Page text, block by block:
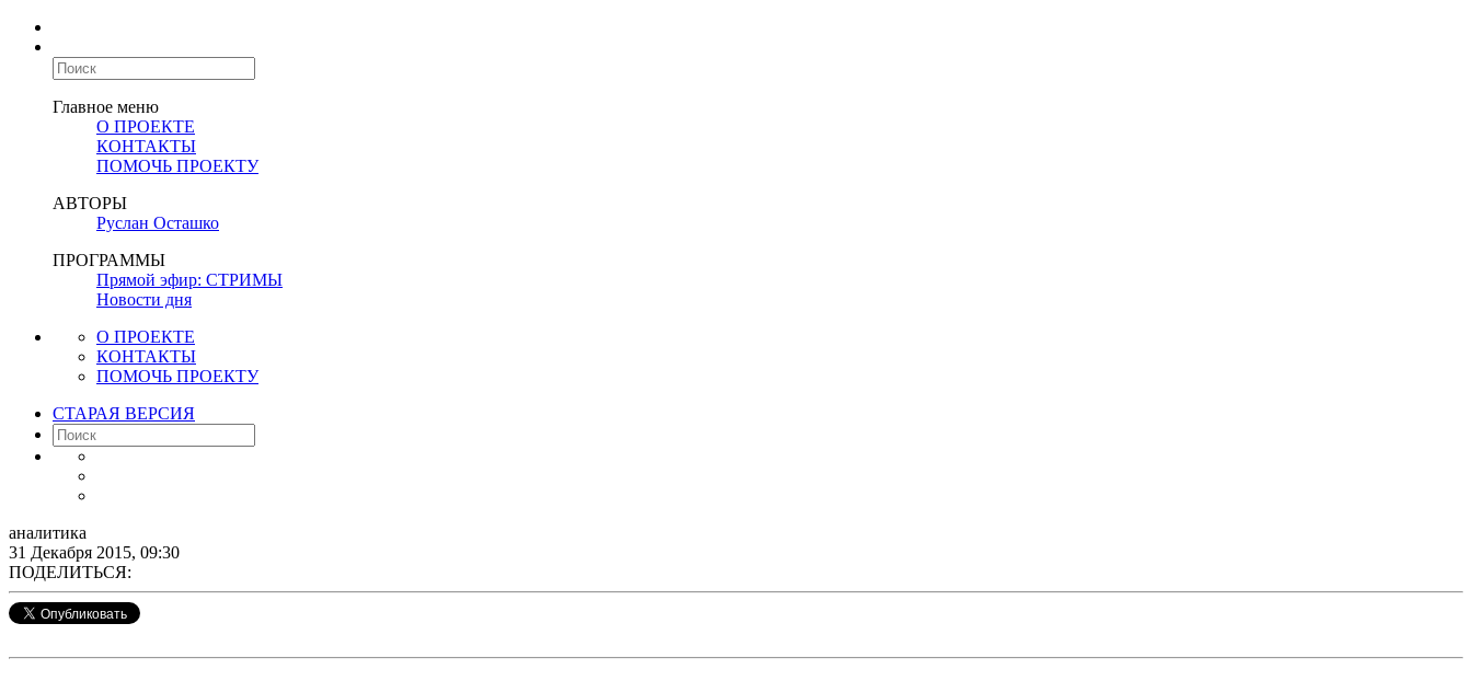
Главное меню
О ПРОЕКТЕ
КОНТАКТЫ
ПОМОЧЬ ПРОЕКТУ
АВТОРЫ
Руслан Осташко
ПРОГРАММЫ
Прямой эфир: СТРИМЫ
Новости дня
О ПРОЕКТЕ
КОНТАКТЫ
ПОМОЧЬ ПРОЕКТУ
СТАРАЯ ВЕРСИЯ
аналитика
31 Декабря 2015, 09:30
ПОДЕЛИТЬСЯ: